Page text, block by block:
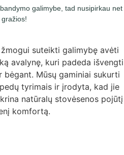
galimybe, tad nusipirkau net
suteikti galimybę avėti
avalynę, kuri padeda išvengti
bėgant. Mūsų gaminiai sukurti
tyrimais ir įrodyta, kad jie
natūralų stovėsenos pojūtį
komfortą.